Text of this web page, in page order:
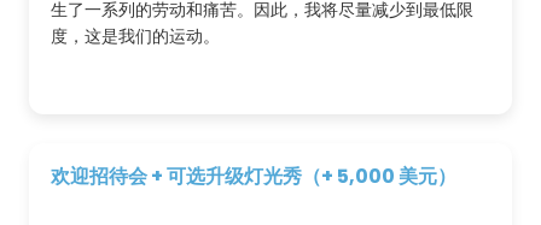
生了一系列的劳动和痛苦。因此，我将尽量减少到最低限
度，这是我们的运动。
欢迎招待会 + 可选升级灯光秀（+ 5,000 美元）